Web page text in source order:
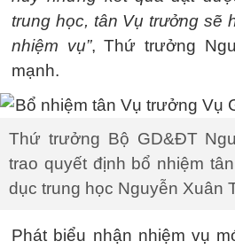
trung học, tân Vụ trưởng sẽ
nhiệm vụ”, Thứ trưởng
mạnh.
Thứ trưởng Bộ GD&ĐT
trao quyết định bổ nhiệm
dục trung học Nguyễn Xuân
Phát biểu nhận nhiệm vụ